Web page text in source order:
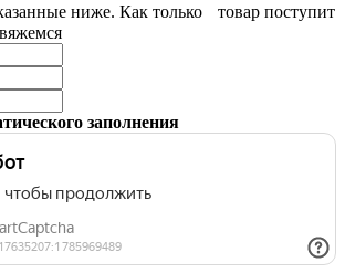
ниже. Как только товар поступит
заполнения